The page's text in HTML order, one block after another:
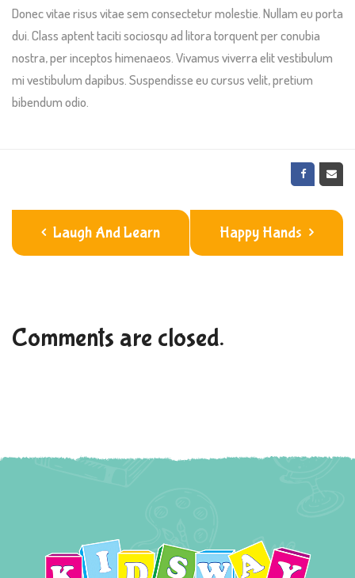
Donec vitae risus vitae sem consectetur molestie. Nullam eu porta
dui. Class aptent taciti sociosqu ad litora torquent per conubia
nostra, per inceptos himenaeos. Vivamus viverra elit vestibulum
mi vestibulum dapibus. Suspendisse eu cursus velit, pretium
bibendum odio.
Laugh And Learn Happy Hands
Comments are closed.